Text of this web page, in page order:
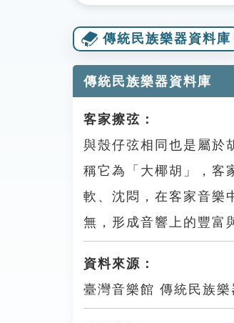
傳統民族樂器資料庫
傳統民族樂器資料庫
客家擦弦：
與殼仔弦相同也是屬於
稱它為「大椰胡」，客
軟、沈悶，在客家音樂
無，形成音響上的豐
資料來源：
臺灣音樂館 傳統民族樂